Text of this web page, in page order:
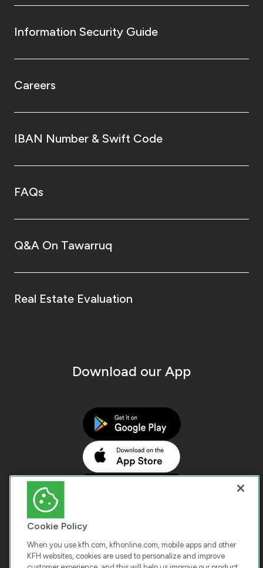
Information Security Guide
Careers
IBAN Number & Swift Code
FAQs
Q&A On Tawarruq
Real Estate Evaluation
Download our App
Cookie Policy
When you use kfh.com, kfhonline.com, mobile apps and other
KFH websites, cookies are used to personalize and improve